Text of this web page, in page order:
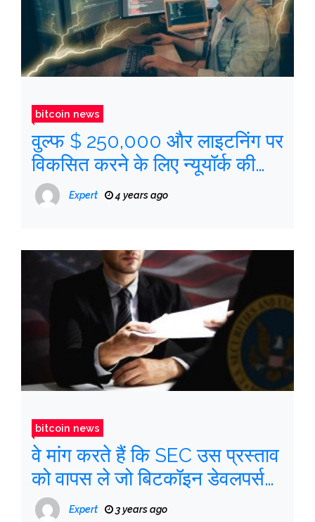
bitcoin news
वुल्फ $ 250,000 और लाइटनिंग पर
विकसित करने के लिए न्यूयॉर्क की
यात्रा की पेशकश करता है
Expert 4 years ago
bitcoin news
वे मांग करते हैं कि SEC उस प्रस्ताव
को वापस ले जो बिटकॉइन डेवलपर्स
को भी नियंत्रित करता है
Expert 3 years ago